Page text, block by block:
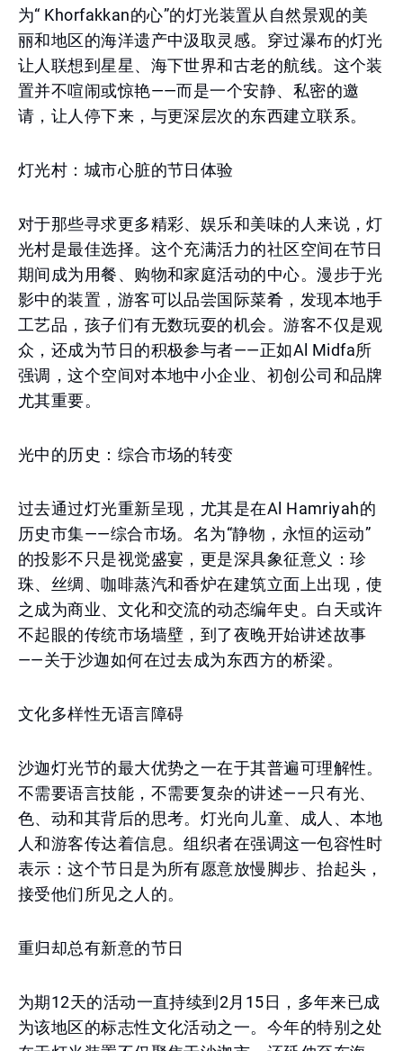
为“ Khorfakkan的心”的灯光装置从自然景观的美
丽和地区的海洋遗产中汲取灵感。穿过瀑布的灯光
让人联想到星星、海下世界和古老的航线。这个装
置并不喧闹或惊艳——而是一个安静、私密的邀
请，让人停下来，与更深层次的东西建立联系。
灯光村：城市心脏的节日体验
对于那些寻求更多精彩、娱乐和美味的人来说，灯
光村是最佳选择。这个充满活力的社区空间在节日
期间成为用餐、购物和家庭活动的中心。漫步于光
影中的装置，游客可以品尝国际菜肴，发现本地手
工艺品，孩子们有无数玩耍的机会。游客不仅是观
众，还成为节日的积极参与者——正如Al Midfa所
强调，这个空间对本地中小企业、初创公司和品牌
尤其重要。
光中的历史：综合市场的转变
过去通过灯光重新呈现，尤其是在Al Hamriyah的
历史市集——综合市场。名为“静物，永恒的运动”
的投影不只是视觉盛宴，更是深具象征意义：珍
珠、丝绸、咖啡蒸汽和香炉在建筑立面上出现，使
之成为商业、文化和交流的动态编年史。白天或许
不起眼的传统市场墙壁，到了夜晚开始讲述故事
——关于沙迦如何在过去成为东西方的桥梁。
文化多样性无语言障碍
沙迦灯光节的最大优势之一在于其普遍可理解性。
不需要语言技能，不需要复杂的讲述——只有光、
色、动和其背后的思考。灯光向儿童、成人、本地
人和游客传达着信息。组织者在强调这一包容性时
表示：这个节日是为所有愿意放慢脚步、抬起头，
接受他们所见之人的。
重归却总有新意的节日
为期12天的活动一直持续到2月15日，多年来已成
为该地区的标志性文化活动之一。今年的特别之处